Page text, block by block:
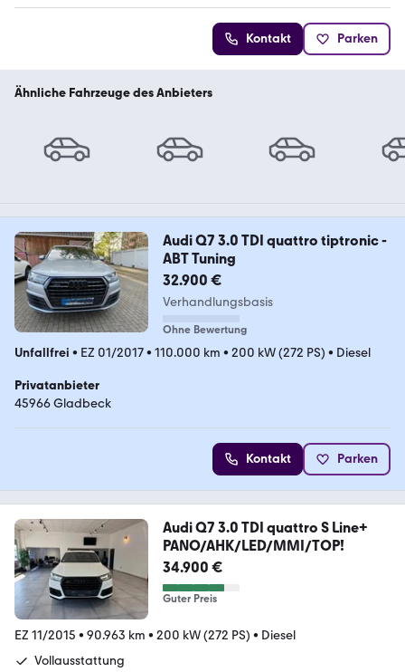
Kontakt Parken
Ähnliche Fahrzeuge des Anbieters
Audi Q7 3.0 TDI quattro tiptronic -
ABT Tuning
32.900 €
Verhandlungsbasis
Ohne Bewertung
Unfallfrei • EZ 01/2017• 110.000 km • 200 kW (272 PS) • Diesel
Privatanbieter
45966 Gladbeck
Kontakt Parken
Audi Q7 3.0 TDI quattro S Line+
PANO/AHK/LED/MMI/TOP!
34.900 €
Guter Preis
EZ 11/2015 • 90.963 km • 200 kW (272 PS) • Diesel
Vollausstattung